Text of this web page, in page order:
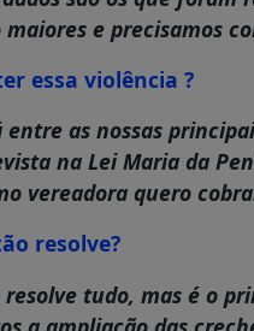
e precisamos
essa violência ?
entre as nossas
na Lei Maria da
vereadora quero
resolve?
resolve tudo, mas é o